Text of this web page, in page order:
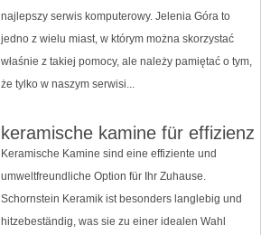
najlepszy serwis komputerowy. Jelenia Góra to
jedno z wielu miast, w którym można skorzystać
właśnie z takiej pomocy, ale należy pamiętać o tym,
że tylko w naszym serwisi...
keramische kamine für effizienz
Keramische Kamine sind eine effiziente und
umweltfreundliche Option für Ihr Zuhause.
Schornstein Keramik ist besonders langlebig und
hitzebeständig, was sie zu einer idealen Wahl